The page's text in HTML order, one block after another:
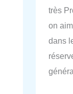
très
on
dans